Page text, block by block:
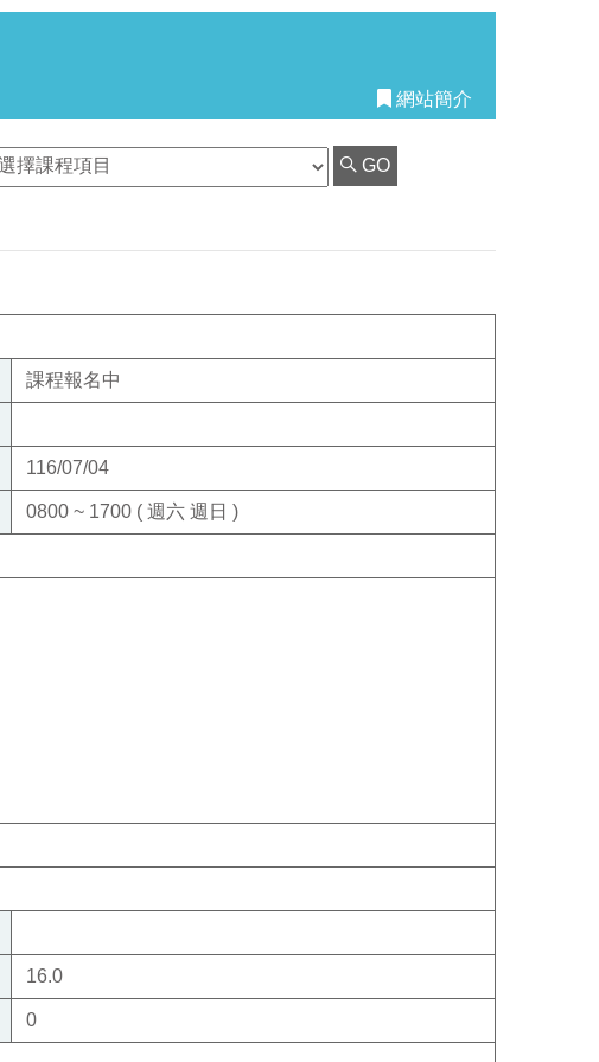
網站簡介
GO
課程報名中
116/07/04
0800 ~ 1700 ( 週六 週日 )
16.0
0